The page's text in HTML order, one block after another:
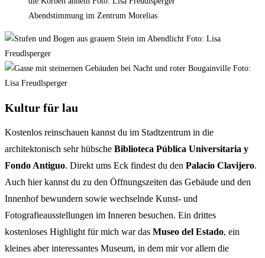
Abendstimmung im Zentrum Morelias
Kultur für lau
Kostenlos reinschauen kannst du im Stadtzentrum in die
architektonisch sehr hübsche Biblioteca Pública Universitaria y
Fondo Antiguo. Direkt ums Eck findest du den Palacio Clavijero.
Auch hier kannst du zu den Öffnungszeiten das Gebäude und den
Innenhof bewundern sowie wechselnde Kunst- und
Fotografieausstellungen im Inneren besuchen. Ein drittes
kostenloses Highlight für mich war das Museo del Estado, ein
kleines aber interessantes Museum, in dem mir vor allem die